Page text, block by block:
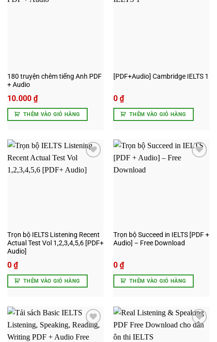
180 truyện chêm tiếng Anh PDF
+ Audio
10.000 ₫
THÊM VÀO GIỎ HÀNG
[PDF+Audio] Cambridge IELTS 1
0 ₫
THÊM VÀO GIỎ HÀNG
wishlist
Trọn bộ IELTS Listening Recent
Actual Test Vol 1,2,3,4,5,6 [PDF+
Audio]
0 ₫
THÊM VÀO GIỎ HÀNG
Trọn bộ Succeed in IELTS [PDF +
Audio] – Free Download
0 ₫
THÊM VÀO GIỎ HÀNG
Add to
wishlist